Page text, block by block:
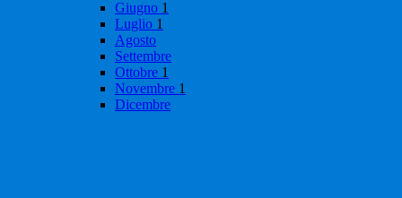
Giugno 1
Luglio 1
Agosto
Settembre
Ottobre 1
Novembre 1
Dicembre